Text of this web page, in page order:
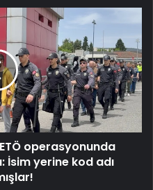
operasyonunda
İsim yerine kod adı